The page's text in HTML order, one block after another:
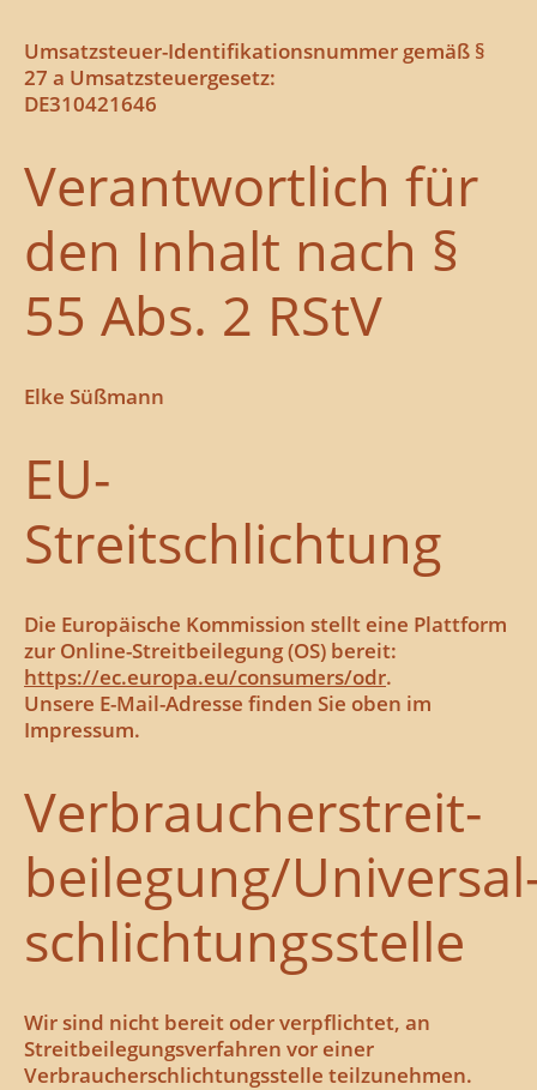
Umsatzsteuer-Identifikationsnummer gemäß §
27 a Umsatzsteuergesetz:
DE310421646
Verantwortlich für
den Inhalt nach §
55 Abs. 2 RStV
Elke Süßmann
EU-
Streitschlichtung
Die Europäische Kommission stellt eine Plattform
zur Online-Streitbeilegung (OS) bereit:
https://ec.europa.eu/consumers/odr.
Unsere E-Mail-Adresse finden Sie oben im
Impressum.
Verbraucher­streit­
beilegung/
schlichtungs­stelle
Wir sind nicht bereit oder verpflichtet, an
Streitbeilegungsverfahren vor einer
Verbraucherschlichtungsstelle teilzunehmen.